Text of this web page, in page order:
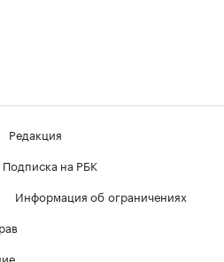
Редакция
Подписка на РБК
Информация об ограничениях